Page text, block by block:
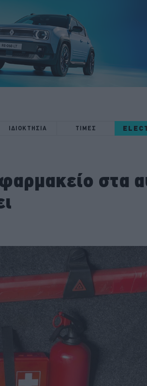
ΙΔΙΟΚΤΗΣΙΑ ΤΙΜΕΣ
στα